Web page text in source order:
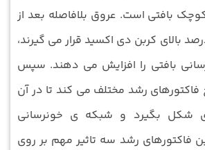
بافتی است. عروق بلافاصله بعد از
بالای کربن دی اکسید قرار می ‌گیرند،
بافتی را افزایش می ‌دهند. سپس
رشد مختلف می ‌کند تا در آن
شکل بگیرد و شبکه ‌ی خونرسانی
فاکتورهای رشد سه تاثیر مهم بر روی